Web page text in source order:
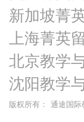
新加坡菁
上海菁英
北京教学
沈阳教学
版权所有： 通途国际